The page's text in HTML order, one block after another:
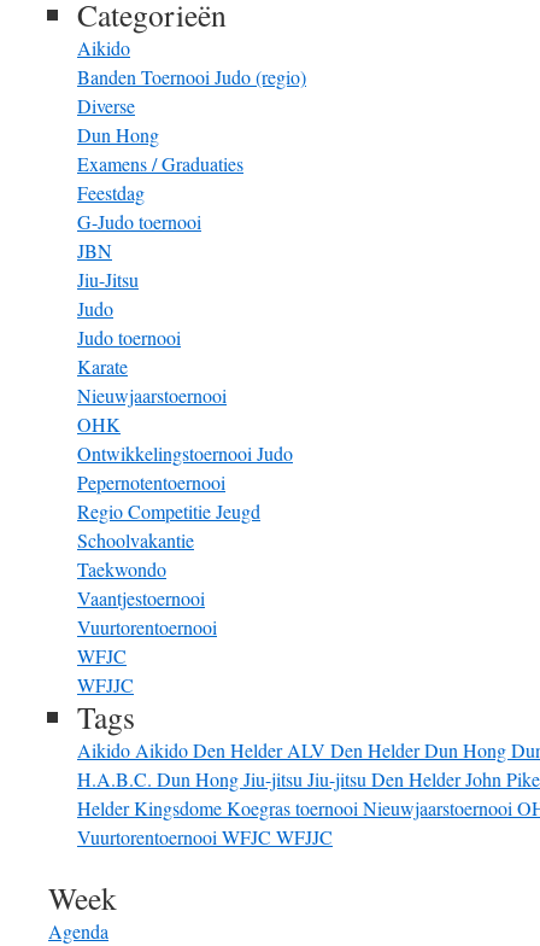
Categorieën
Aikido
Banden Toernooi Judo (regio)
Diverse
Dun Hong
Examens / Graduaties
Feestdag
G-Judo toernooi
JBN
Jiu-Jitsu
Judo
Judo toernooi
Karate
Nieuwjaarstoernooi
OHK
Ontwikkelingstoernooi Judo
Pepernotentoernooi
Regio Competitie Jeugd
Schoolvakantie
Taekwondo
Vaantjestoernooi
Vuurtorentoernooi
WFJC
WFJJC
Tags
Aikido Aikido Den HelderALV Den HelderDun Hong
H.A.B.C. Dun HongJiu-jitsu Jiu-jitsu Den HelderJohn
HelderKingsdomeKoegras toernooi Nieuwjaarstoernooi
Vuurtorentoernooi WFJC WFJJC
Week
Agenda